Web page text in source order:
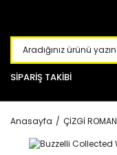
SİPARİŞ TAKİBİ
Anasayfa ÇİZGİ ROMAN